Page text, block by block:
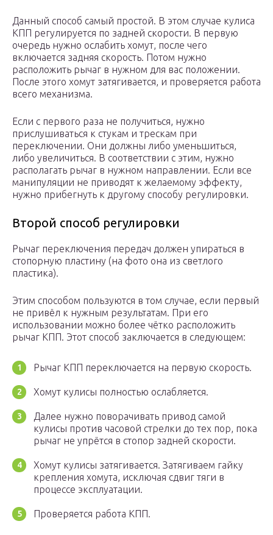
Данный способ самый простой. В этом случае кулиса
КПП регулируется по задней скорости. В первую
очередь нужно ослабить хомут, после чего
включается задняя скорость. Потом нужно
расположить рычаг в нужном для вас положении.
После этого хомут затягивается, и проверяется работа
всего механизма.
Если с первого раза не получиться, нужно
прислушиваться к стукам и трескам при
переключении. Они должны либо уменьшиться,
либо увеличиться. В соответствии с этим, нужно
располагать рычаг в нужном направлении. Если все
манипуляции не приводят к желаемому эффекту,
нужно прибегнуть к другому способу регулировки.
Второй способ регулировки
Рычаг переключения передач должен упираться в
стопорную пластину (на фото она из светлого
пластика).
Этим способом пользуются в том случае, если первый
не привёл к нужным результатам. При его
использовании можно более чётко расположить
рычаг КПП. Этот способ заключается в следующем:
Рычаг КПП переключается на первую скорость.
Хомут кулисы полностью ослабляется.
Далее нужно поворачивать привод самой
кулисы против часовой стрелки до тех пор, пока
рычаг не упрётся в стопор задней скорости.
Хомут кулисы затягивается. Затягиваем гайку
крепления хомута, исключая сдвиг тяги в
процессе эксплуатации.
Проверяется работа КПП.